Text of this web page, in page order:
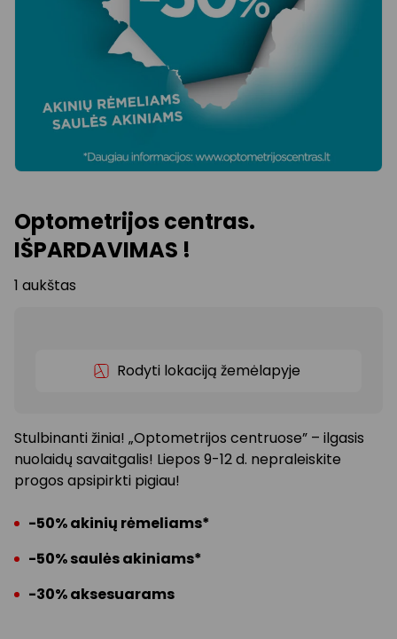
Optometrijos centras.
IŠPARDAVIMAS !
1 aukštas
Rodyti lokaciją žemėlapyje
Stulbinanti žinia! „Optometrijos centruose” – ilgasis
nuolaidų savaitgalis! Liepos 9-12 d. nepraleiskite
progos apsipirkti pigiau!
-50% akinių rėmeliams*
-50% saulės akiniams*
-30% aksesuarams